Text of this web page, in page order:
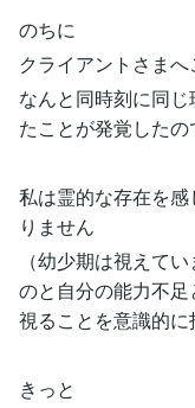
のちに
クライアントさま
なんと同時刻に同
たことが発覚した
私は霊的な存在を
りません
（幼少期は視えて
のと自分の能力不
視ることを意識的に
きっと